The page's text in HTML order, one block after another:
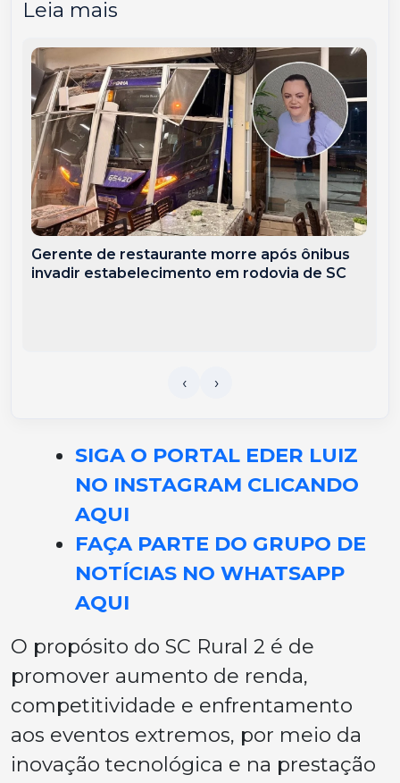
Leia mais
Gerente de restaurante morre após ônibus
invadir estabelecimento em rodovia de SC
SIGA O PORTAL EDER LUIZ
NO INSTAGRAM CLICANDO
AQUI
FAÇA PARTE DO GRUPO DE
NOTÍCIAS NO WHATSAPP
AQUI
O propósito do SC Rural 2 é de
promover aumento de renda,
competitividade e enfrentamento
aos eventos extremos, por meio da
inovação tecnológica e na prestação